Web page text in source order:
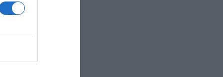
ha
en